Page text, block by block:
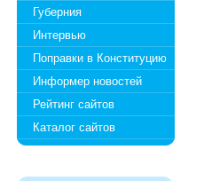
Губерния
Интервью
Поправки в Конституцию
Информер новостей
Рейтинг сайтов
Каталог сайтов